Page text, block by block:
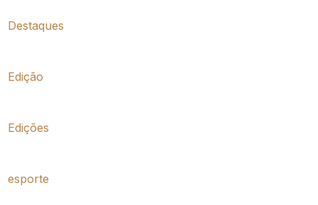
Destaques
Edição
Edições
esporte